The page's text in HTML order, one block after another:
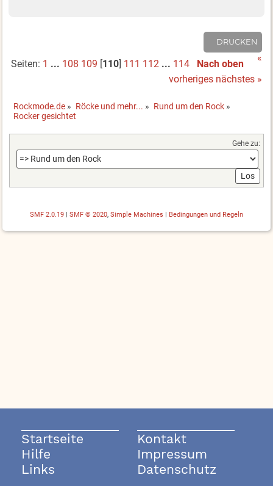
DRUCKEN
Seiten: 1 ... 108 109 [110] 111 112 ... 114 Nach oben
«
vorheriges nächstes »
Rockmode.de » Röcke und mehr... » Rund um den Rock »
Rocker gesichtet
Gehe zu:
SMF 2.0.19 SMF © 2020, Simple Machines Bedingungen und Regeln
Startseite
Hilfe
Links
Kontakt
Impressum
Datenschutz